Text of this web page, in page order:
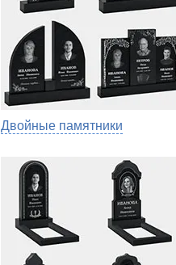
Двойные памятники